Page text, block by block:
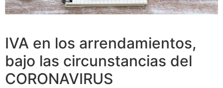
IVA en los arrendamientos,
bajo las circunstancias del
CORONAVIRUS